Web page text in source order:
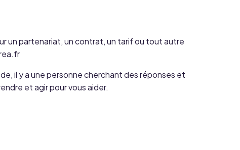
un partenariat, un contrat, un tarif ou tout autre
il y a une personne cherchant des réponses et
et agir pour vous aider.